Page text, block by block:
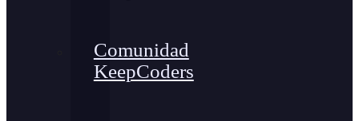
Comunidad
KeepCoders